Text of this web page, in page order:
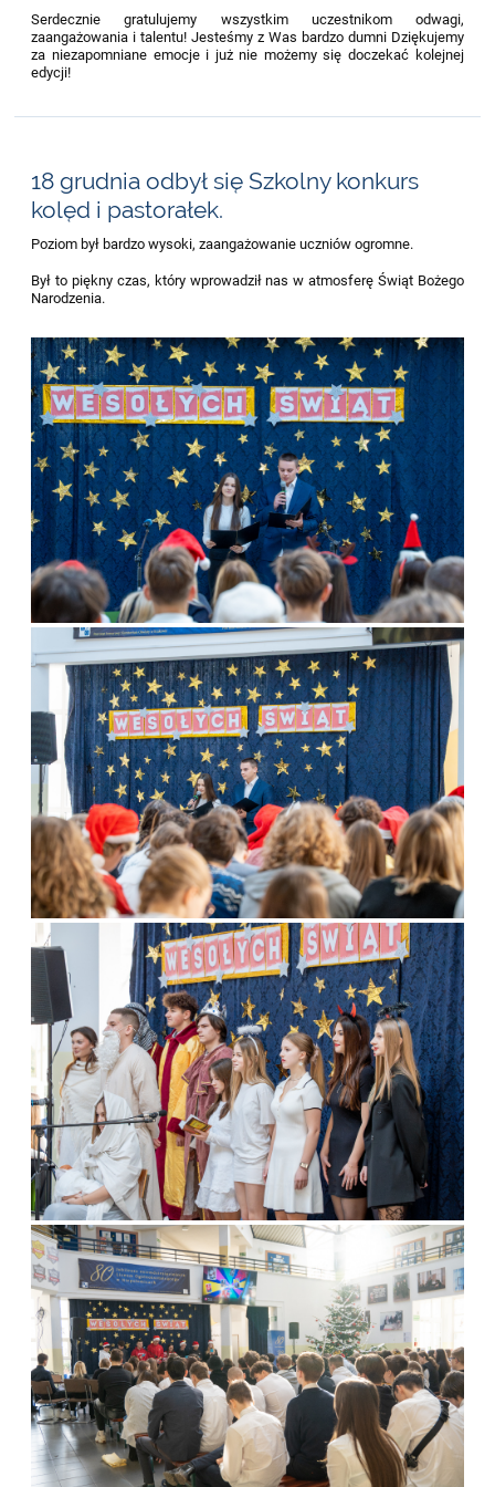
Serdecznie gratulujemy wszystkim uczestnikom odwagi,
zaangażowania i talentu! Jesteśmy z Was bardzo dumni Dziękujemy
za niezapomniane emocje i już nie możemy się doczekać kolejnej
edycji!
18 grudnia odbył się Szkolny konkurs
kolęd i pastorałek.
Poziom był bardzo wysoki, zaangażowanie uczniów ogromne.
Był to piękny czas, który wprowadził nas w atmosferę Świąt Bożego
Narodzenia.